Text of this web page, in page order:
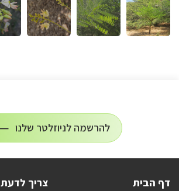
הרשמה
להרשמה לניוזלטר שלנו
על
הרשמה
דף הבית צריך לדעת